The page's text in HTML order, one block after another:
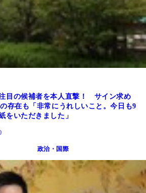
目の候補者を本人直撃！ サイン求め
存在も「非常にうれしいこと。今日も9
をいただきました」
政治・国際